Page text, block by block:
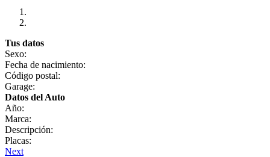
Tus datos
Sexo:
Fecha de nacimiento:
Código postal:
Garage:
Datos del Auto
Año:
Marca:
Descripción:
Placas:
Next